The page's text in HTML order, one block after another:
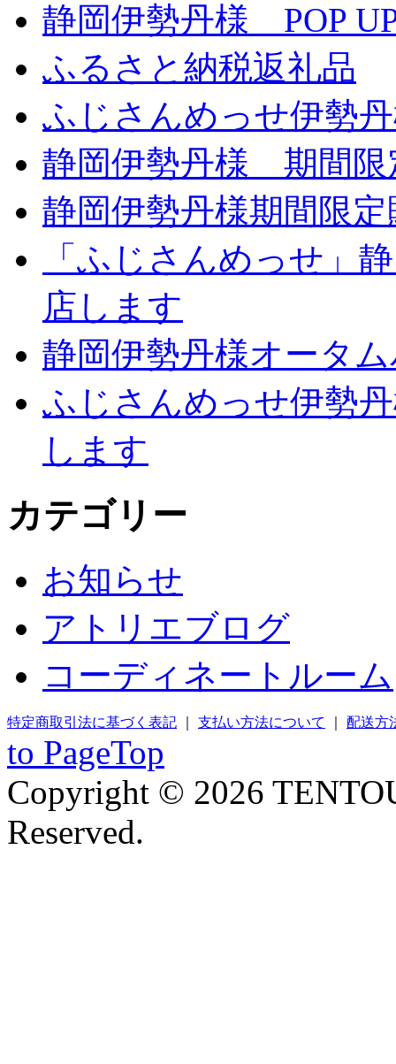
静岡伊勢丹様 POP
ふるさと納税返礼品
ふじさんめっせ伊勢
静岡伊勢丹様 期間限
静岡伊勢丹様期間限
「ふじさんめっせ」
店します
静岡伊勢丹様オータ
ふじさんめっせ伊勢
します
カテゴリー
お知らせ
アトリエブログ
コーディネートルーム
特定商取引法に基づく表記 支払い方法について 配送方
to PageTop
Copyright © 2026
Reserved.